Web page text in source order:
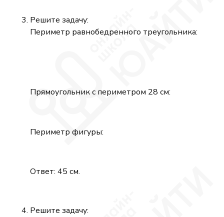
Решите задачу:
Периметр равнобедренного треугольника:
Прямоугольник с периметром 28 см:
Периметр фигуры:
Ответ: 45 см.
Решите задачу: